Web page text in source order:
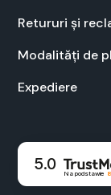
Retu­ruri și
Modal­ități de
Expe­diere
5.0
Na podstawie